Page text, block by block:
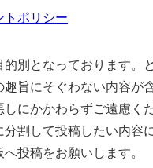
トポリシー
的別となっております。
趣旨にそぐわない内容が
しにかかわらずご遠慮く
分割して投稿したい内容
へ投稿をお願いします。